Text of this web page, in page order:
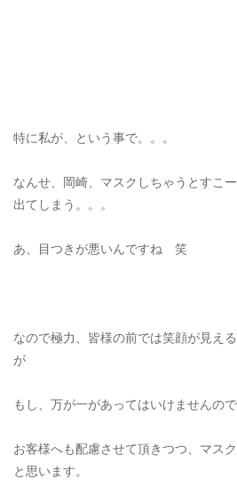
LADIES : レディース
特に私が、という事で。。。
なんせ、岡崎、マスクしちゃうとすこ
出てしまう。。。
あ、目つきが悪いんですね 笑
なので極力、皆様の前では笑顔が見え
が
もし、万が一があってはいけませんので
お客様へも配慮させて頂きつつ、マス
と思います。